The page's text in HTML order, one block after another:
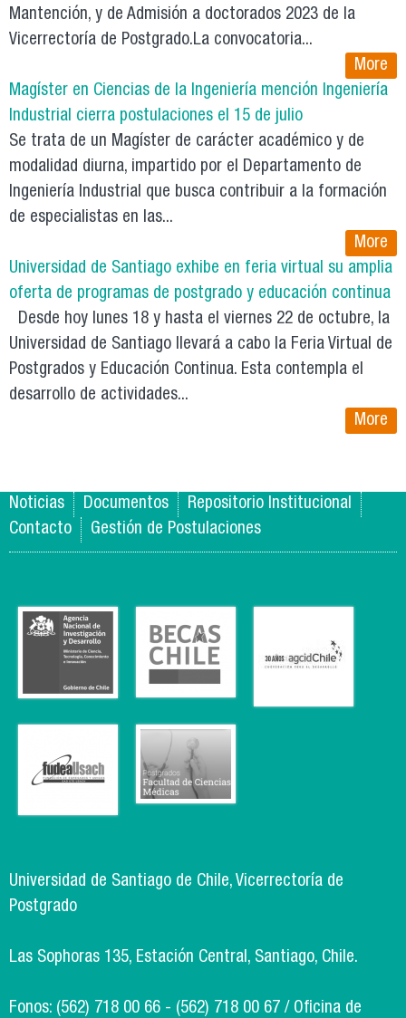
Mantención, y de Admisión a doctorados 2023 de la
Vicerrectoría de Postgrado.La convocatoria...
More
Magíster en Ciencias de la Ingeniería mención Ingeniería
Industrial cierra postulaciones el 15 de julio
Se trata de un Magíster de carácter académico y de
modalidad diurna, impartido por el Departamento de
Ingeniería Industrial que busca contribuir a la formación
de especialistas en las...
More
Universidad de Santiago exhibe en feria virtual su amplia
oferta de programas de postgrado y educación continua
Desde hoy lunes 18 y hasta el viernes 22 de octubre, la
Universidad de Santiago llevará a cabo la Feria Virtual de
Postgrados y Educación Continua. Esta contempla el
desarrollo de actividades...
More
Noticias Documentos
Repositorio Institucional
Contacto
Gestión de Postulaciones
Universidad de Santiago de Chile, Vicerrectoría de
Postgrado
Las Sophoras 135, Estación Central, Santiago, Chile.
Fonos: (562) 718 00 66 - (562) 718 00 67 / Oficina de